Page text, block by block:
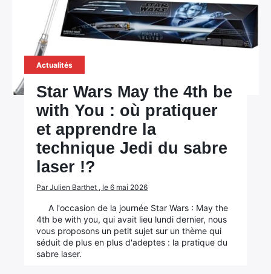
Actualités
Star Wars May the 4th be
with You : où pratiquer
et apprendre la
technique Jedi du sabre
laser !?
Par Julien Barthet , le 6 mai 2026
A l'occasion de la journée Star Wars : May the
4th be with you, qui avait lieu lundi dernier, nous
vous proposons un petit sujet sur un thème qui
séduit de plus en plus d'adeptes : la pratique du
sabre laser.